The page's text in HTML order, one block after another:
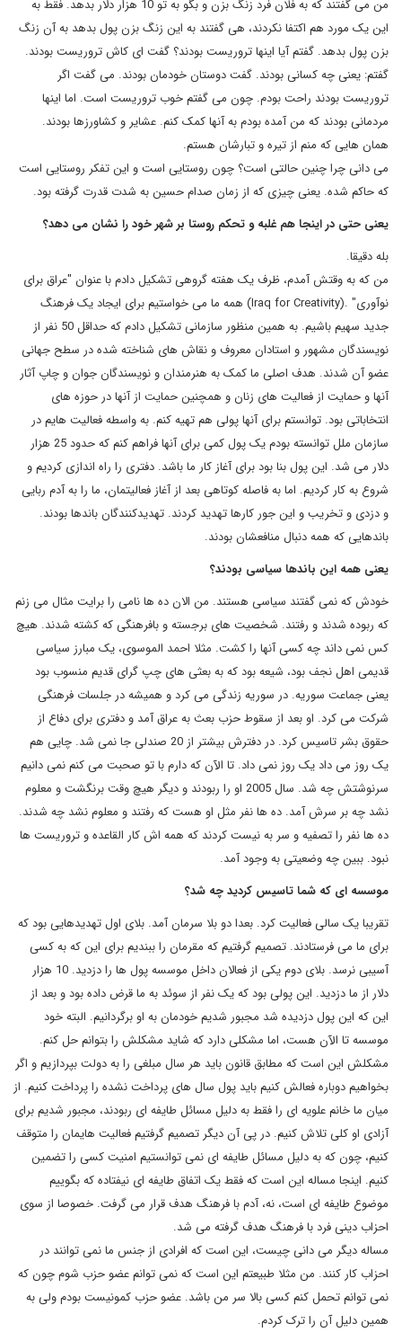
من می گفتند که به فلان فرد زنگ بزن و بگو به تو 10 هزار دلار بدهد. فقط به
این یک مورد هم اکتفا نکردند، هی گفتند به این زنگ بزن پول بدهد به آن زنگ
بزن پول بدهد. گفتم آیا اینها تروریست بودند؟ گفت ای کاش تروریست بودند.
گفتم: یعنی چه کسانی بودند. گفت دوستان خودمان بودند. می گفت اگر
تروریست بودند راحت بودم. چون می گفتم خوب تروریست است. اما اینها
مردمانی بودند که من آمده بودم به آنها کمک کنم. عشایر و کشاورزها بودند.
همان هایی که منم از تیره و تبارشان هستم.
می دانی چرا چنین حالتی است؟ چون روستایی است و این تفکر روستایی است
که حاکم شده. یعنی چیزی که از زمان صدام حسین به شدت قدرت گرفته بود.
یعنی حتی در اینجا هم غلبه و تحکم روستا بر شهر خود را نشان می دهد؟
بله دقیقا.
من که به وقتش آمدم، ظرف یک هفته گروهی تشکیل دادم با عنوان "عراق برای
نوآوری" .(Iraq for Creativity) همه ما می خواستیم برای ایجاد یک فرهنگ
جدید سهیم باشیم. به همین منظور سازمانی تشکیل دادم که حداقل 50 نفر از
نویسندگان مشهور و استادان معروف و نقاش های شناخته شده در سطح جهانی
عضو آن شدند. هدف اصلی ما کمک به هنرمندان و نویسندگان جوان و چاپ آثار
آنها و حمایت از فعالیت های زنان و همچنین حمایت از آنها در حوزه های
انتخاباتی بود. توانستم برای آنها پولی هم تهیه کنم. به واسطه فعالیت هایم در
سازمان ملل توانسته بودم یک پول کمی برای آنها فراهم کنم که حدود 25 هزار
دلار می شد. این پول بنا بود برای آغاز کار ما باشد. دفتری را راه اندازی کردیم و
شروع به کار کردیم. اما به فاصله کوتاهی بعد از آغاز فعالیتمان، ما را به آدم ربایی
و دزدی و تخریب و این جور کارها تهدید کردند. تهدیدکنندگان باندها بودند.
باندهایی که همه دنبال منافعشان بودند.
یعنی همه این باندها سیاسی بودند؟
خودش که نمی گفتند سیاسی هستند. من الان ده ها نامی را برایت مثال می زنم
که ربوده شدند و رفتند. شخصیت های برجسته و بافرهنگی که کشته شدند. هیچ
کس نمی داند چه کسی آنها را کشت. مثلا احمد الموسوی، یک مبارز سیاسی
قدیمی اهل نجف بود، شیعه بود که به بعثی های چپ گرای قدیم منسوب بود
یعنی جماعت سوریه. در سوریه زندگی می کرد و همیشه در جلسات فرهنگی
شرکت می کرد. او بعد از سقوط حزب بعث به عراق آمد و دفتری برای دفاع از
حقوق بشر تاسیس کرد. در دفترش بیشتر از 20 صندلی جا نمی شد. چایی هم
یک روز می داد یک روز نمی داد. تا الآن که دارم با تو صحبت می کنم نمی دانیم
سرنوشتش چه شد. سال 2005 او را ربودند و دیگر هیچ وقت برنگشت و معلوم
نشد چه بر سرش آمد. ده ها نفر مثل او هست که رفتند و معلوم نشد چه شدند.
ده ها نفر را تصفیه و سر به نیست کردند که همه اش کار القاعده و تروریست ها
نبود. ببین چه وضعیتی به وجود آمد.
موسسه ای که شما تاسیس کردید چه شد؟
تقریبا یک سالی فعالیت کرد. بعدا دو بلا سرمان آمد. بلای اول تهدیدهایی بود که
برای ما می فرستادند. تصمیم گرفتیم که مقرمان را ببندیم برای این که به کسی
آسیبی نرسد. بلای دوم یکی از فعالان داخل موسسه پول ها را دزدید. 10 هزار
دلار از ما دزدید. این پولی بود که یک نفر از سوئد به ما قرض داده بود و بعد از
این که این پول دزدیده شد مجبور شدیم خودمان به او برگردانیم. البته خود
موسسه تا الآن هست، اما مشکلی دارد که شاید مشکلش را بتوانم حل کنم.
مشکلش این است که مطابق قانون باید هر سال مبلغی را به دولت بپردازیم و اگر
بخواهیم دوباره فعالش کنیم باید پول سال های پرداخت نشده را پرداخت کنیم. از
میان ما خانم علویه ای را فقط به دلیل مسائل طایفه ای ربودند، مجبور شدیم برای
آزادی او کلی تلاش کنیم. در پی آن دیگر تصمیم گرفتیم فعالیت هایمان را متوقف
کنیم، چون که به دلیل مسائل طایفه ای نمی توانستیم امنیت کسی را تضمین
کنیم. اینجا مساله این است که فقط یک اتفاق طایفه ای نیفتاده که بگوییم
موضوع طایفه ای است، نه، آدم با فرهنگ هدف قرار می گرفت. خصوصا از سوی
احزاب دینی فرد با فرهنگ هدف گرفته می شد.
مساله دیگر می دانی چیست، این است که افرادی از جنس ما نمی توانند در
احزاب کار کنند. من مثلا طبیعتم این است که نمی توانم عضو حزب شوم چون که
نمی توانم تحمل کنم کسی بالا سر من باشد. عضو حزب کمونیست بودم ولی به
همین دلیل آن را ترک کردم.